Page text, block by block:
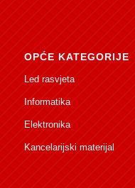
OPĆE KATEGORIJE
Led rasvjeta
Informatika
Elektronika
Kancelarijski materijal